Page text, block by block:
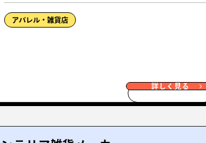
アパレル・雑貨店
詳しく見る